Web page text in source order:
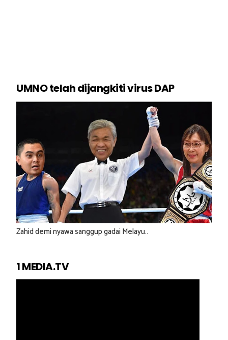
UMNO telah dijangkiti virus DAP
Zahid demi nyawa sanggup gadai Melayu..
1 MEDIA.TV